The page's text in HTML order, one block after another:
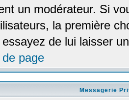
un modérateur. Si
la première
de lui laisser
page
Messagerie